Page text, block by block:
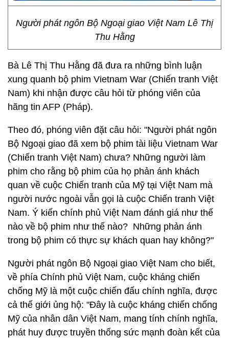
Người phát ngôn Bộ Ngoại giao Việt Nam Lê Thị
Thu Hằng
Bà Lê Thị Thu Hằng đã đưa ra những bình luận
xung quanh bộ phim Vietnam War (Chiến tranh Việt
Nam) khi nhận được câu hỏi từ phóng viên của
hãng tin AFP (Pháp).
Theo đó, phóng viên đặt câu hỏi: "Người phát ngôn
Bộ Ngoại giao đã xem bộ phim tài liệu Vietnam War
(Chiến tranh Việt Nam) chưa? Những người làm
phim cho rằng bộ phim của họ phản ánh khách
quan về cuộc Chiến tranh của Mỹ tại Việt Nam mà
người nước ngoài vẫn gọi là cuộc Chiến tranh Việt
Nam. Ý kiến chính phủ Việt Nam đánh giá như thế
nào về bộ phim như thế nào? Những phản ánh
trong bộ phim có thực sự khách quan hay không?"
Người phát ngôn Bộ Ngoại giao Việt Nam cho biết,
về phía Chính phủ Việt Nam, cuộc kháng chiến
chống Mỹ là một cuộc chiến đấu chính nghĩa, được
cả thế giới ủng hộ: "Đây là cuộc kháng chiến chống
Mỹ của nhân dân Việt Nam, mang tính chính nghĩa,
phát huy được truyền thống sức mạnh đoàn kết của